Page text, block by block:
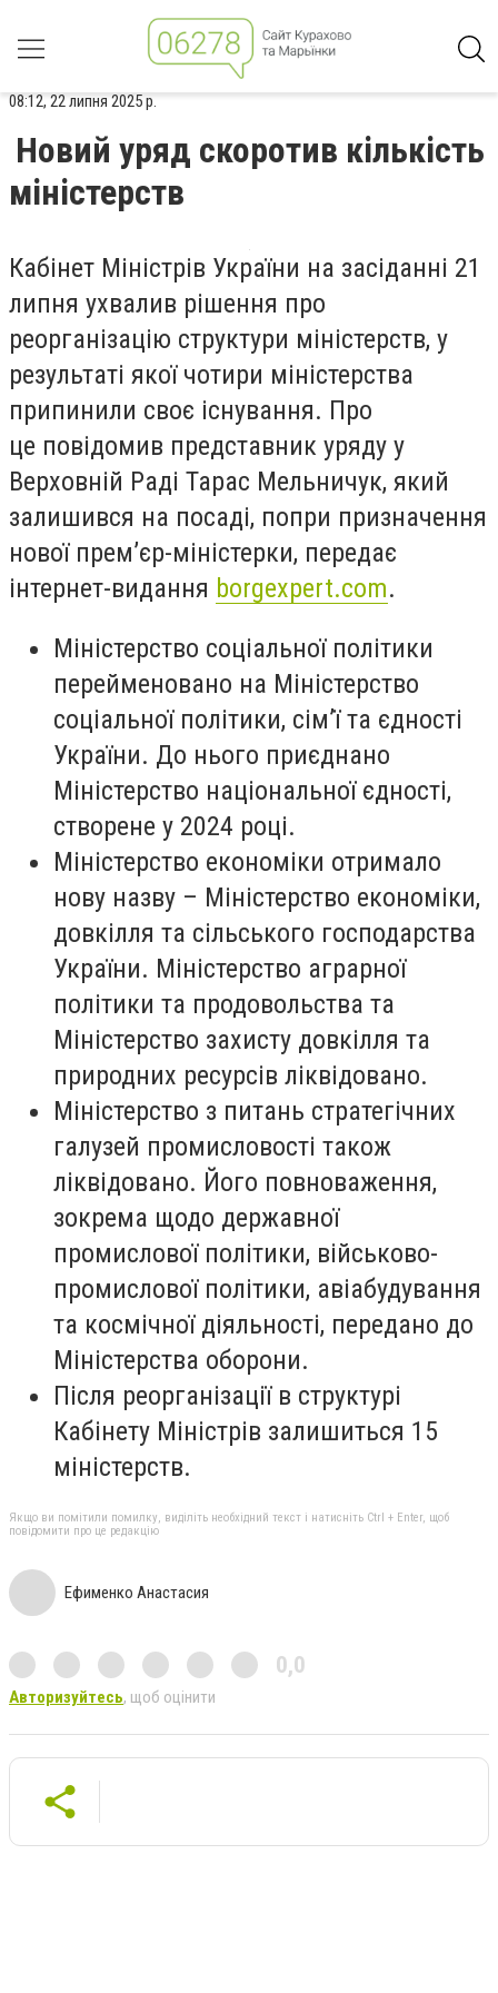
08:12, 22 липня 2025 р.
Новий уряд скоротив кількість
міністерств
Кабінет Міністрів України на засіданні 21
липня ухвалив рішення про
реорганізацію структури міністерств, у
результаті якої чотири міністерства
припинили своє існування. Про
це повідомив представник уряду у
Верховній Раді Тарас Мельничук, який
залишився на посаді, попри призначення
нової прем’єр-міністерки, передає
інтернет-видання borgexpert.com.
Міністерство соціальної політики
перейменовано на Міністерство
соціальної політики, сім’ї та єдності
України. До нього приєднано
Міністерство національної єдності,
створене у 2024 році.
Міністерство економіки отримало
нову назву – Міністерство економіки,
довкілля та сільського господарства
України. Міністерство аграрної
політики та продовольства та
Міністерство захисту довкілля та
природних ресурсів ліквідовано.
Міністерство з питань стратегічних
галузей промисловості також
ліквідовано. Його повноваження,
зокрема щодо державної
промислової політики, військово-
промислової політики, авіабудування
та космічної діяльності, передано до
Міністерства оборони.
Після реорганізації в структурі
Кабінету Міністрів залишиться 15
міністерств.
Якщо ви помітили помилку, виділіть необхідний текст і натисніть Ctrl + Enter, щоб
повідомити про це редакцію
Ефименко Анастасия
0,0
Авторизуйтесь, щоб оцінити